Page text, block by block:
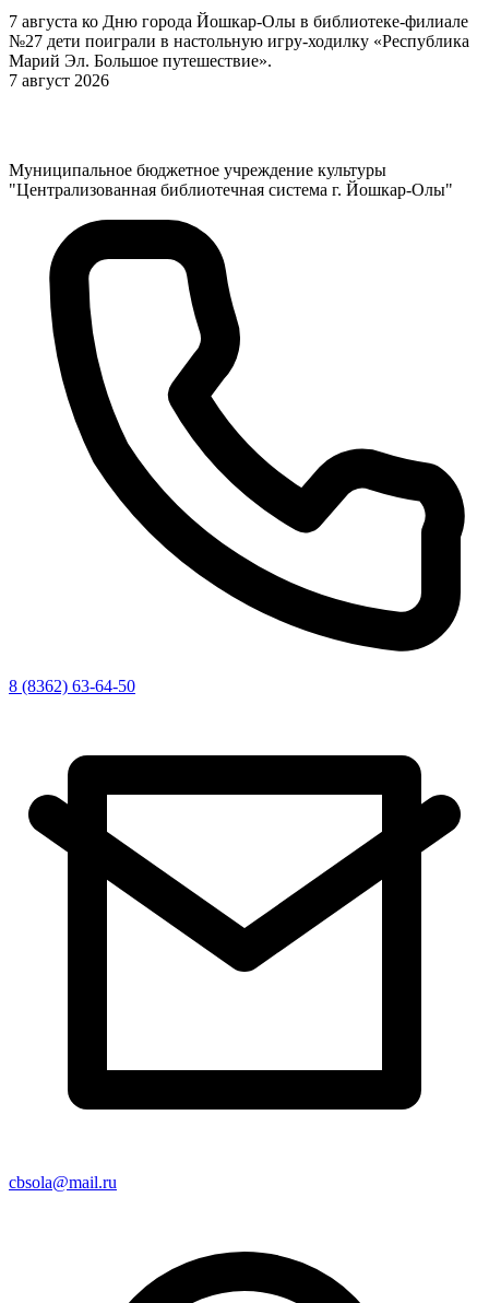
7 августа ко Дню города Йошкар-Олы в библиотеке-филиале
№27 дети поиграли в настольную игру-ходилку «Республика
Марий Эл. Большое путешествие».
7 август 2026
Муниципальное бюджетное учреждение культуры
"Централизованная библиотечная система г. Йошкар-Олы"
8 (8362) 63-64-50
cbsola@mail.ru